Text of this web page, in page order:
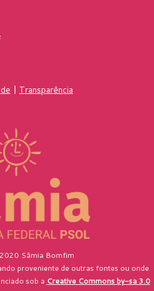
| Transparência
Sâmia Bomfim
proveniente de outras fontes ou onde
sob a Creative Commons by-sa 3.0